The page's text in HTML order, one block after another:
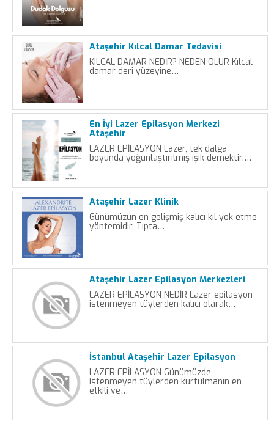
Ataşehir Kılcal Damar Tedavisi
KILCAL DAMAR NEDİR? NEDEN OLUR Kılcal
damar deri yüzeyine…
En İyi Lazer Epilasyon Merkezi
Ataşehir
LAZER EPİLASYON Lazer, tek dalga
boyunda yoğunlaştırılmış ışık demektir.…
Ataşehir Lazer Klinik
Günümüzün en gelişmiş kalıcı kıl yok etme
yöntemidir. Tıpta…
Ataşehir Lazer Epilasyon Merkezleri
LAZER EPİLASYON NEDİR Lazer epilasyon
istenmeyen tüylerden kalıcı olarak…
İstanbul Ataşehir Lazer Epilasyon
LAZER EPİLASYON Günümüzde
istenmeyen tüylerden kurtulmanın en
etkili ve…